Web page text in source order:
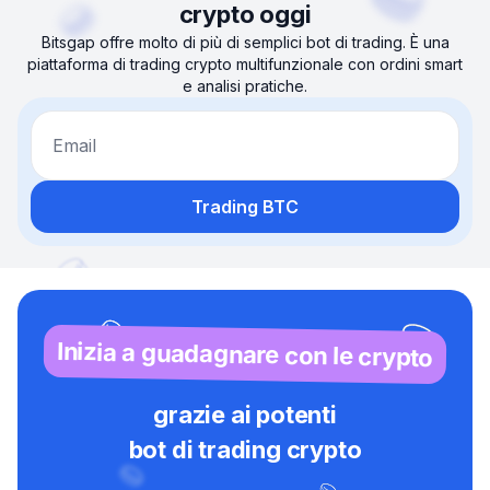
crypto oggi
Bitsgap offre molto di più di semplici bot di trading. È una
piattaforma di trading crypto multifunzionale con ordini smart
e analisi pratiche.
Email
Trading BTC
Inizia a guadagnare con le crypto
grazie ai potenti
bot di trading crypto